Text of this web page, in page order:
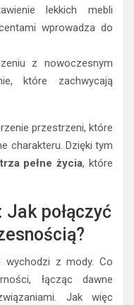
lekkich mebli
wprowadza do
z nowoczesnym
które zachwycają
przestrzeni, które
charakteru. Dzięki tym
pełne życia, które
połączyć
z mody. Co
łącząc dawne
Jak więc